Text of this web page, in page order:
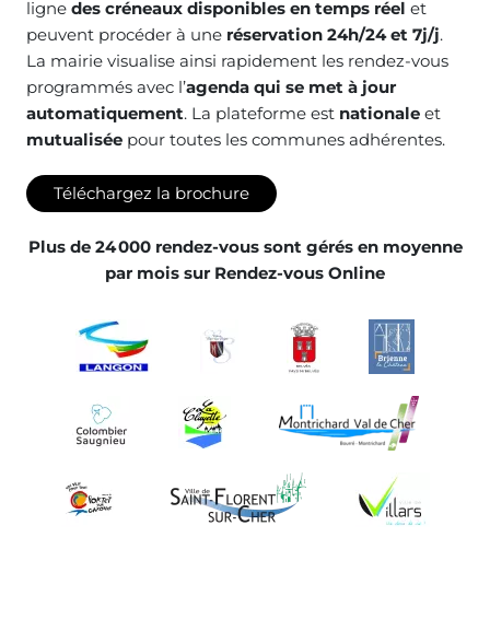
ligne des créneaux disponibles en temps réel et
peuvent procéder à une réservation 24h/24 et 7j/j.
La mairie visualise ainsi rapidement les rendez-vous
programmés avec l’agenda qui se met à jour
automatiquement. La plateforme est nationale et
mutualisée pour toutes les communes adhérentes.
Téléchargez la brochure
Plus de 24 000 rendez-vous sont gérés en moyenne
par mois sur Rendez-vous Online